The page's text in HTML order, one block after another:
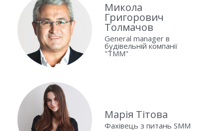
Микола
Григорович
Толмачов
General manager в
будівельній компанії
"ТММ"
Марія Тітова
Фахівець з питань SMM